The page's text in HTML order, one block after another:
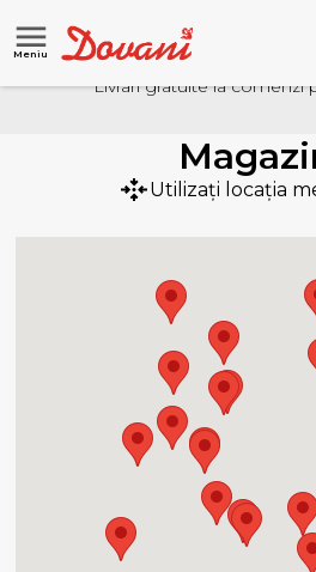
Meniu
Livrari gratuite la comenzi
Utilizați locația